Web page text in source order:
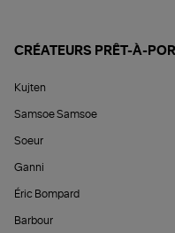
CRÉATEURS PRÊT-À-
Kujten
Samsoe Samsoe
Soeur
Ganni
Éric Bompard
Barbour